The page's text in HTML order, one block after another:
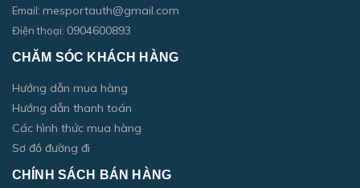
Email: mesportauth@gmail.com
Điện thoại: 0904600893
CHĂM SÓC KHÁCH HÀNG
Hướng dẫn mua hàng
Hướng dẫn thanh toán
Các hình thức mua hàng
Sơ đồ đường đi
CHÍNH SÁCH BÁN HÀNG